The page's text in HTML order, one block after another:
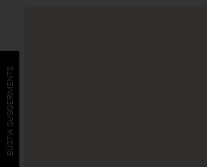
BÚSTIA SUGGERIMENTS